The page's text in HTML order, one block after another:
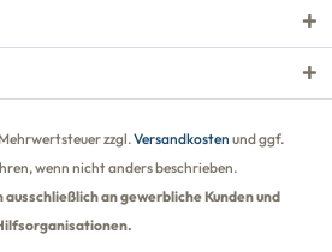
zzgl.Versandkosten und ggf.
wenn nicht anders beschrieben.
an gewerbliche Kunden und